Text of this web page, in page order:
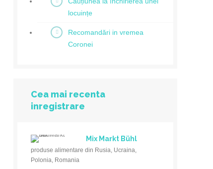
locuințe
Recomandări in vremea
Coronei
Cea mai recenta
inregistrare
Mix Markt Bühl
produse alimentare din Rusia, Ucraina,
Polonia, Romania